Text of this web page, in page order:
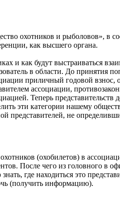
охотников и рыболовов», в
как высшего органа.
и как будут выстраиваться
в области. До принятия
приличный годовой взнос,
ассоциации,
Теперь
эти категории нашему
не
(охобилетов) в
После чего из головного в
где находиться это
(получить информацию).